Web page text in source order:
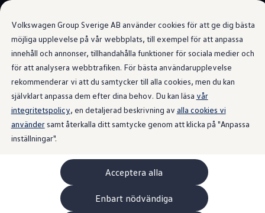
Volkswagen Group Sverige AB använder cookies för att ge dig bästa
möjliga upplevelse på vår webbplats, till exempel för att anpassa
innehåll och annonser, tillhandahålla funktioner för sociala medier och
för att analysera webbtrafiken. För bästa användarupplevelse
rekommenderar vi att du samtycker till alla cookies, men du kan
självklart anpassa dem efter dina behov. Du kan läsa vår
integritetspolicy, en detaljerad beskrivning av alla cookies vi
användersamt återkalla ditt samtycke genom att klicka på "Anpassa
inställningar".
Acceptera alla
Enbart nödvändiga
Gå till
huvudinnehåll
Gå till
sidfot
Bygg din bil
Nya bilar i lager
Golf Sportscombi
Pressen testar Golf Sportscombi
Lär dig om våra modellversioner
Boka provkörning
Äga
Service
Originalservice
Originalservice 4+
Skadereparation
ServiceCam
Service av elbilar
Tillbehör
Discover Pro
Ljudet i öronen och
rutten framför ögonen.